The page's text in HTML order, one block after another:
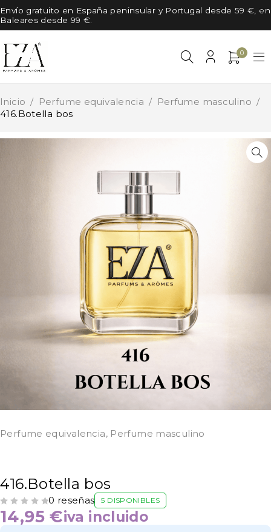
Envío gratuito en España peninsular y Portugal desde 59 €, en
Baleares desde 99 €.
0
Inicio / Perfume equivalencia / Perfume masculino /
416.Botella bos
Perfume equivalencia, Perfume masculino
416.Botella bos
0 reseñas 5 DISPONIBLES
14,95€iva incluido